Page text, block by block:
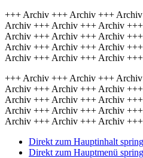
+++ Archiv +++ Archiv +++
Archiv +++ Archiv +++ Archiv
Archiv +++ Archiv +++ Archiv
Archiv +++ Archiv +++ Archiv
Archiv +++ Archiv +++ Archiv
+++ Archiv +++ Archiv +++
Archiv +++ Archiv +++ Archiv
Archiv +++ Archiv +++ Archiv
Archiv +++ Archiv +++ Archiv
Archiv +++ Archiv +++ Archiv
Direkt zum Hauptinhalt
Direkt zum Hauptmenü